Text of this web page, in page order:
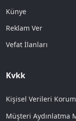
Künye
Reklam Ver
Vefat İlanları
Kvkk
Kişisel Verileri
Müşteri Aydınlatma